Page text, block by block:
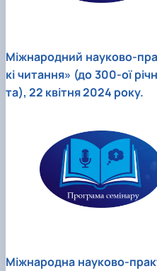
Міжнародний науково-
кі читання» (до 300-ої
та), 22 квітня 2024 року.
Міжнародна науково-